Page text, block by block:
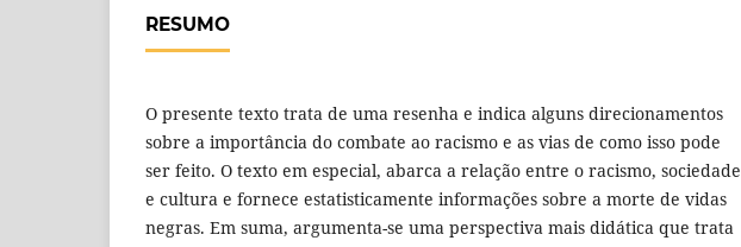
RESUMO
O presente texto trata de uma resenha e indica alguns direcionamentos
sobre a importância do combate ao racismo e as vias de como isso pode
ser feito. O texto em especial, abarca a relação entre o racismo, sociedade
e cultura e fornece estatisticamente informações sobre a morte de vidas
negras. Em suma, argumenta-se uma perspectiva mais didática que trata